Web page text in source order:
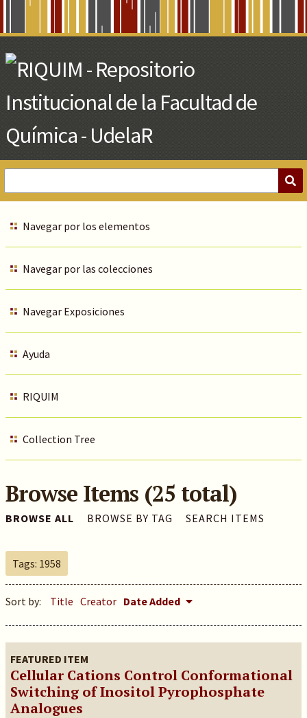
Main
Content
Navegar por los elementos
Navegar por las colecciones
Navegar Exposiciones
Ayuda
RIQUIM
Collection Tree
Browse Items (25 total)
BROWSE ALL BROWSE BY TAG SEARCH ITEMS
Tags: 1958
Sort by: Title Creator Date Added
FEATURED ITEM
Cellular Cations Control Conformational
Switching of Inositol Pyrophosphate
Analogues